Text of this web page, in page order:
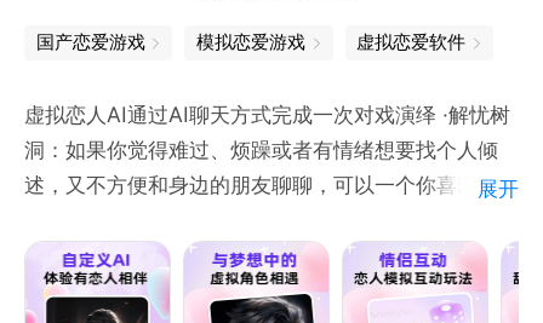
纪念日：记录每个特别的瞬间，让爱情的纪念日永远温
心情日记：两人的专属心情日记，分享彼此的喜怒哀
乐！
开罚单：情侣趣味罚单，轻松化解生活中的小摩擦～
拍照姿势：轻松摆出完美姿势，告别拍照烦恼！
【更多功能】
探索更多惊喜功能，与TA一起记录爱情点滴，发现每
一个甜蜜瞬间。
国产恋爱游戏 模拟恋爱游戏 虚拟恋爱软件
虚拟恋人AI通过AI聊天方式完成一次对戏演绎 ·解忧树
洞：如果你觉得难过、烦躁或者有情绪想要找个人倾
述，又不方便和身边的朋友聊聊，可以一个你喜欢的陪
展开